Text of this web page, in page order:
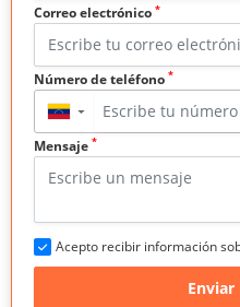
Correo electrónico *
Número de teléfono *
▼
Mensaje *
Acepto recibir información
Enviar